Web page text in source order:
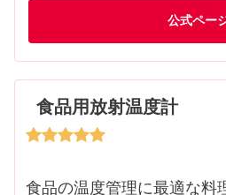
公式ペー
食品用放射温度計
食品の温度管理に最適な料